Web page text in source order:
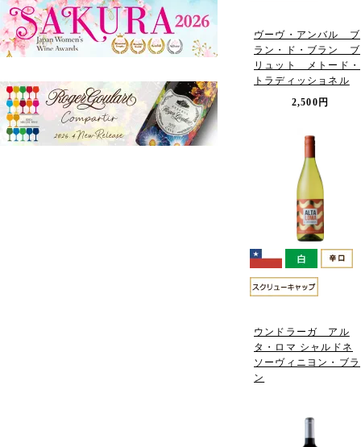
ヴーヴ・アンバル ブ
ラン・ド・ブラン ブ
リュット メトード・
トラディッショネル
2,500円
ウンドラーガ アル
タ・ロマ シャルドネ
ソーヴィニヨン・ブラ
ン